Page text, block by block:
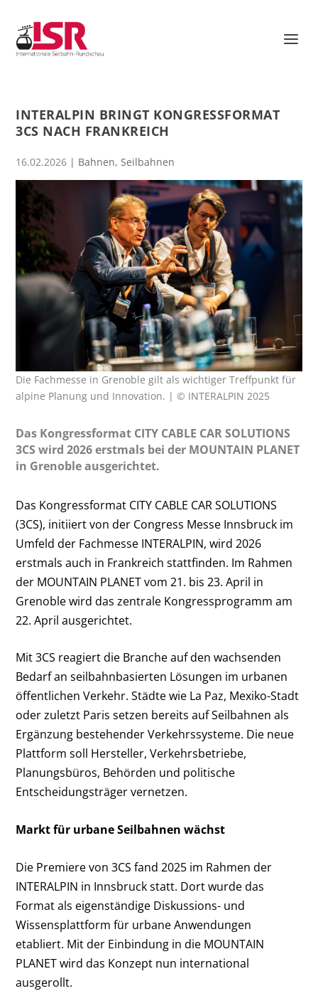
INTERALPIN BRINGT KONGRESSFORMAT
3CS NACH FRANKREICH
16.02.2026 | Bahnen,Seilbahnen
Die Fachmesse in Grenoble gilt als wichtiger Treffpunkt für
alpine Planung und Innovation. | © INTERALPIN 2025
Das Kongressformat CITY CABLE CAR SOLUTIONS
3CS wird 2026 erstmals bei der MOUNTAIN PLANET
in Grenoble ausgerichtet.
Das Kongressformat CITY CABLE CAR SOLUTIONS
(3CS), initiiert von der Congress Messe Innsbruck im
Umfeld der Fachmesse INTERALPIN, wird 2026
erstmals auch in Frankreich stattfinden. Im Rahmen
der MOUNTAIN PLANET vom 21. bis 23. April in
Grenoble wird das zentrale Kongressprogramm am
22. April ausgerichtet.
Mit 3CS reagiert die Branche auf den wachsenden
Bedarf an seilbahnbasierten Lösungen im urbanen
öffentlichen Verkehr. Städte wie La Paz, Mexiko-Stadt
oder zuletzt Paris setzen bereits auf Seilbahnen als
Ergänzung bestehender Verkehrssysteme. Die neue
Plattform soll Hersteller, Verkehrsbetriebe,
Planungsbüros, Behörden und politische
Entscheidungsträger vernetzen.
Markt für urbane Seilbahnen wächst
Die Premiere von 3CS fand 2025 im Rahmen der
INTERALPIN in Innsbruck statt. Dort wurde das
Format als eigenständige Diskussions- und
Wissensplattform für urbane Anwendungen
etabliert. Mit der Einbindung in die MOUNTAIN
PLANET wird das Konzept nun international
ausgerollt.